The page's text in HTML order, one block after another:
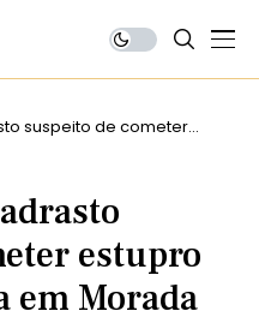
suspeito de cometer
estupro
em Morada